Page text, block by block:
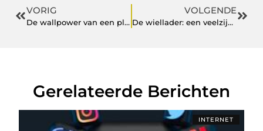
VORIG
De wallpower van een plexiglas schilderij
VOLGENDE
De wiellader: een veelzijdige machine
Gerelateerde Berichten
INTERNET